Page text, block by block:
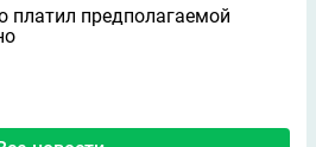
платил предполагаемой